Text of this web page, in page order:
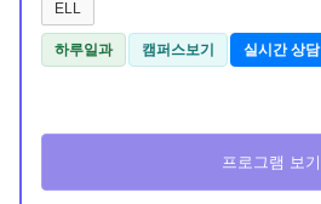
ELL
하루일과 캠퍼스보기 실시간 상담
프로그램 보기